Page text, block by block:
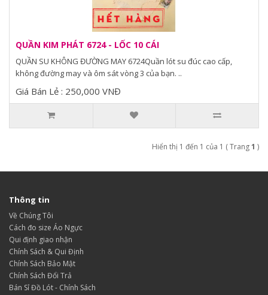
QUẦN KIM PHÁT 6724 - LỐC 10 CÁI
QUẦN SU KHÔNG ĐƯỜNG MAY 6724Quần lót su đúc cao cấp,
không đường may và ôm sát vòng 3 của bạn. ..
Giá Bán Lẻ : 250,000 VNĐ
Hiển thị 1 đến 1 của 1 ( Trang1 )
Thông tin
Về Chúng Tôi
Cách đo size Áo Ngực
Qui định giao nhận
Chính Sách & Qui Định
Chính Sách Bảo Mật
Chính Sách Đổi Trả
Bán Sỉ Đồ Lót - Chính Sách